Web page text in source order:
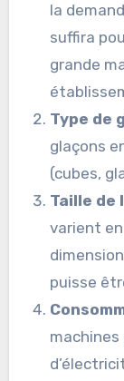
la
suffira
grande
Type de
glaçons
(cubes,
Taille de
varient
puisse